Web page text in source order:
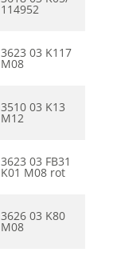
114952
3623 03 K117
M08
3510 03 K13
M12
3623 03 FB31
K01 M08 rot
3626 03 K80
M08